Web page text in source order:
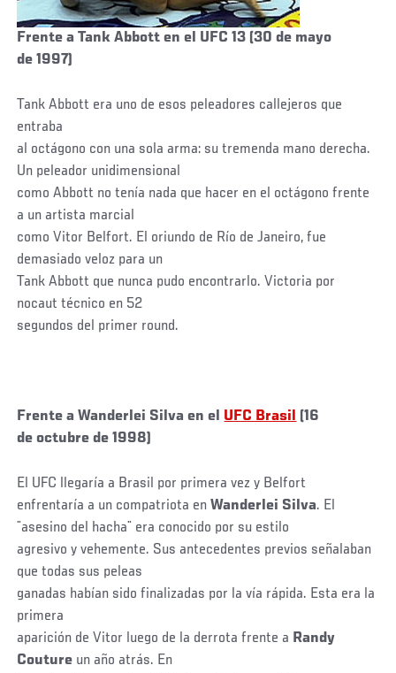
Frente a Tank Abbott en el UFC 13 (30 de mayo
de 1997)
Tank Abbott era uno de esos peleadores callejeros que
entraba
al octágono con una sola arma: su tremenda mano derecha.
Un peleador unidimensional
como Abbott no tenía nada que hacer en el octágono frente
a un artista marcial
como Vitor Belfort. El oriundo de Río de Janeiro, fue
demasiado veloz para un
Tank Abbott que nunca pudo encontrarlo. Victoria por
nocaut técnico en 52
segundos del primer round.
Frente a Wanderlei Silva en el UFC Brasil (16
de octubre de 1998)
El UFC llegaría a Brasil por primera vez y Belfort
enfrentaría a un compatriota enWanderlei Silva. El
¨asesino del hacha¨ era conocido por su estilo
agresivo y vehemente. Sus antecedentes previos señalaban
que todas sus peleas
ganadas habían sido finalizadas por la vía rápida. Esta era la
primera
aparición de Vitor luego de la derrota frente a Randy
Couture un año atrás. En